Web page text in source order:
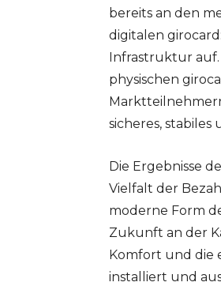
bereits an den
digitalen
Infrastruktur auf.
physischen
sicheres, stabiles
Die Ergebnisse
Vielfalt der
moderne Form
Zukunft an der
Komfort und die
installiert und